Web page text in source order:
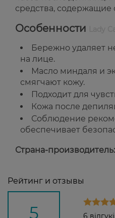
средства, содержащие
Особенности
Бережно удаляет
на лице.
Масло миндаля и
смягчают кожу.
Подходит для
Кожа после
Соблюдение
обеспечивает
Страна-производитель:
Рейтинг и отзывы
5 6